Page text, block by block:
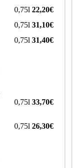
0,75l 22,20€
0,75l 31,10€
0,75l 31,40€
0,75l 33,70€
0,75l 26,30€